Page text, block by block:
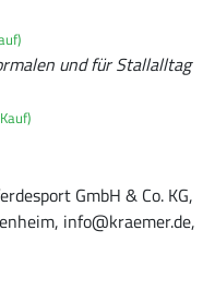
und für Stallalltag
GmbH & Co. KG,
info@kraemer.de,